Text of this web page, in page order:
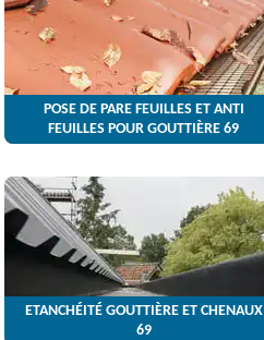
POSE DE PARE FEUILLES ET ANTI
FEUILLES POUR GOUTTIÈRE 69
ETANCHÉITÉ GOUTTIÈRE ET CHENAUX
69